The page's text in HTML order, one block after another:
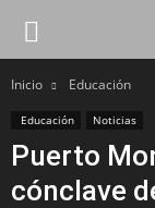
Inicio Educación
Educación Noticias
Puerto
cónclave